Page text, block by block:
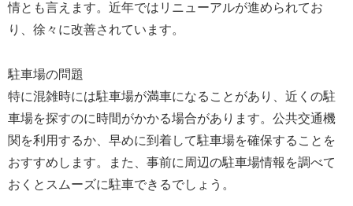
情とも言えます。近年ではリニューアルが進められてお
り、徐々に改善されています。
駐車場の問題
特に混雑時には駐車場が満車になることがあり、近くの駐
車場を探すのに時間がかかる場合があります。公共交通機
関を利用するか、早めに到着して駐車場を確保することを
おすすめします。また、事前に周辺の駐車場情報を調べて
おくとスムーズに駐車できるでしょう。